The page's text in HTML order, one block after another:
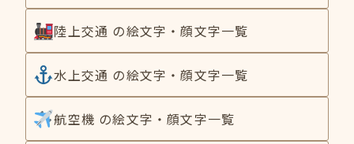
陸上交通 の絵文字・顔文字一覧
水上交通 の絵文字・顔文字一覧
航空機 の絵文字・顔文字一覧